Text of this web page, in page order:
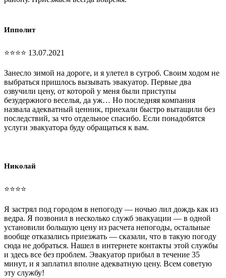
Ипполит
⭐⭐⭐⭐ 13.07.2021
Занесло зимой на дороге, и я улетел в сугроб. Своим ходом не
выбраться пришлось вызывать эвакуатор. Первые два
озвучили цену, от которой у меня были приступы
безудержного веселья, да уж… Но последняя компания
назвала адекватный ценник, приехали быстро вытащили без
последствий, за что отдельное спасибо. Если понадобятся
услуги эвакуатора буду обращаться к вам.
Николай
⭐⭐⭐⭐
Я застрял под городом в непогоду — ночью лил дождь как из
ведра. Я позвонил в несколько служб эвакуации — в одной
установили большую цену из расчета непогоды, остальные
вообще отказались приезжать — сказали, что в такую погоду
сюда не добраться. Нашел в интернете контакты этой службы
и здесь все без проблем. Эвакуатор прибыл в течение 35
минут, и я заплатил вполне адекватную цену. Всем советую
эту службу!